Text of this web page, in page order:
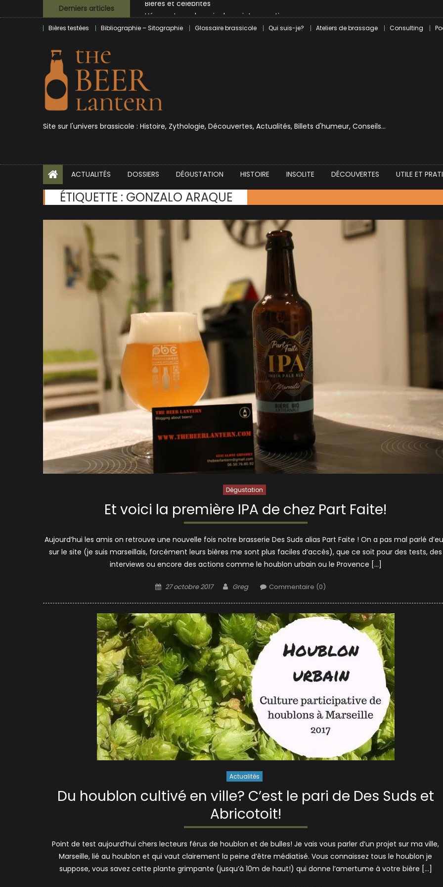
to
Derniers articles
L’écosysteme brassicole en introspection
Zoumaï : pionnier de la révolution craft à Marseille
L’intelligence artificielle dans le milieu brassicole
Bières testées Bibliographie – Sitographie Glossaire brassicole Qui suis-je? Ateliers de brassage Consulting
Site sur l'univers brassicole : Histoire, Zythologie, Découvertes, Actualités, Billets d'humeur, Conseils…
ACTUALITÉS DOSSIERS DÉGUSTATION HISTOIRE INSOLITE DÉCOUVERTES UTILE ET
ÉTIQUETTE : GONZALO ARAQUE
Dégustation
Et voici la première IPA de chez Part Faite!
Aujourd’hui les amis on retrouve une nouvelle fois notre brasserie Des Suds alias Part Faite ! On a pas mal parlé
sur le site (je suis marseillais, forcément leurs bières me sont plus faciles d’accès), que ce soit pour des tests, des
interviews ou encore des actions comme le houblon urbain ou le Provence […]
Posted
27 octobre 2017 Author
Greg Commentaire (0)
Actualités
Du houblon cultivé en ville? C’est le pari de Des Suds et
Abricotoit!
Point de test aujourd’hui chers lecteurs férus de houblon et de bulles! Je vais vous parler d’un projet sur ma ville,
Marseille, lié au houblon et qui vaut clairement la peine d’être médiatisé. Vous connaissez tous le houblon je
suppose, vous savez cette plante grimpante (jusqu’à 10m de haut!) qui donne l’amertume à votre bière […]